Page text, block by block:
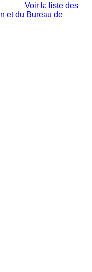
Voir la liste des
et du Bureau de